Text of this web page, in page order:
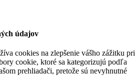
údajov
cookies na zlepšenie vášho zážitku pri
cookie, ktoré sa kategorizujú podľa
prehliadači, pretože sú nevyhnutné